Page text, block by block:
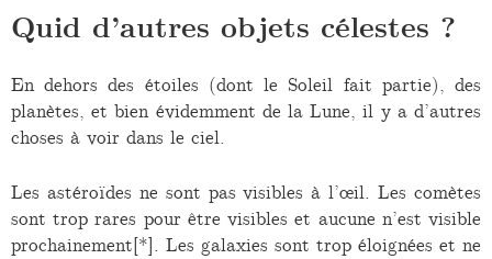
Quid d’autres objets célestes ?
En dehors des étoiles (dont le Soleil fait partie), des
planètes, et bien évidemment de la Lune, il y a d’autres
choses à voir dans le ciel.
Les astéroïdes ne sont pas visibles à l’œil. Les comètes
sont trop rares pour être visibles et aucune n’est visible
prochainement[*]. Les galaxies sont trop éloignées et ne